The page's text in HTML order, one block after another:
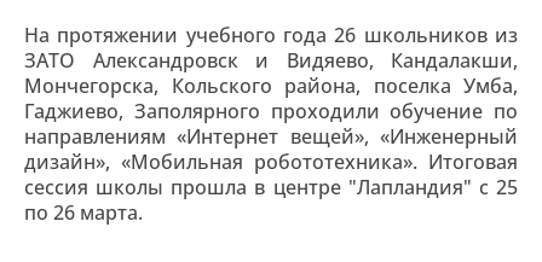
На протяжении учебного года 26 школьников из
ЗАТО Александровск и Видяево, Кандалакши,
Мончегорска, Кольского района, поселка Умба,
Гаджиево, Заполярного проходили обучение по
направлениям «Интернет вещей», «Инженерный
дизайн», «Мобильная робототехника». Итоговая
сессия школы прошла в центре "Лапландия" с 25
по 26 марта.